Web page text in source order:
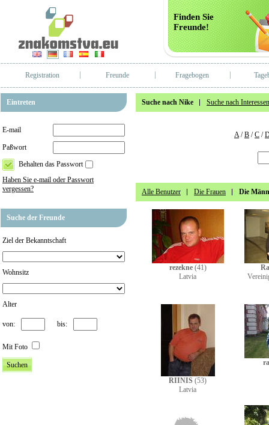
Finden Sie
Freunde!
Registration Freunde Fragebogen
Eintreten
E-mail
Paßwort
Behalten das Passwort
Haben Sie e-mail oder Passwort
vergessen?
Suche der Freunde
Ziel der Bekanntschaft
Wohnsitz
Alter
von: bis:
Mit Foto
Suche nach Nike Suche nach Interessen
A/B /C /
Alle Benutzer Die Frauen Die
rezekne (41)
Latvia
RIINIS (53)
Latvia